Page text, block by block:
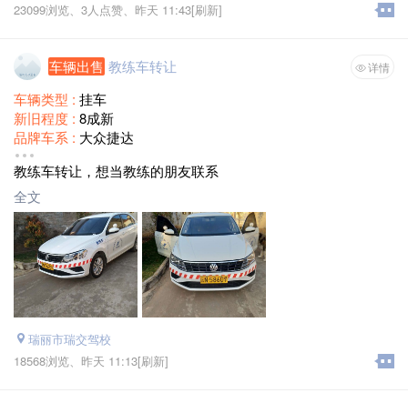
23099浏览、 3人点赞、 昨天 11:43[刷新]
车辆出售 教练车转让 详情
车辆类型 : 挂车
新旧程度 : 8成新
品牌车系 : 大众捷达
出售价格 :
教练车转让，想当教练的朋友联系
全文
瑞丽市瑞交驾校
18568浏览、 昨天 11:13[刷新]